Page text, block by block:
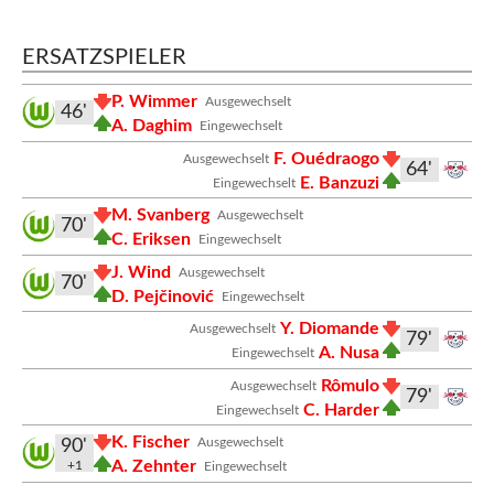
ERSATZSPIELER
Ausgewechselt
P. Wimmer
Eingewechselt
A. Daghim
46'
64'
Ausgewechselt F. Ouédraogo
Eingewechselt E. Banzuzi
Ausgewechselt
M. Svanberg
Eingewechselt
C. Eriksen
70'
Ausgewechselt
J. Wind
Eingewechselt
D. Pejčinović
70'
79'
Ausgewechselt Y. Diomande
Eingewechselt A. Nusa
79'
Ausgewechselt Rômulo
Eingewechselt C. Harder
Ausgewechselt
K. Fischer
Eingewechselt
A. Zehnter
90'
+1